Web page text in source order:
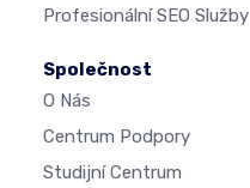
Profesionální SEO Služby
Společnost
O Nás
Centrum Podpory
Studijní Centrum